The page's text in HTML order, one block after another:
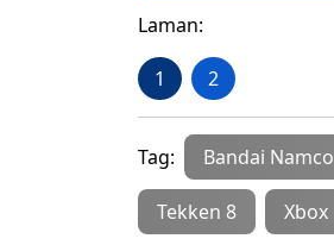
Laman:
1 2
Tag: Bandai Namco
Tekken 8 Xbox